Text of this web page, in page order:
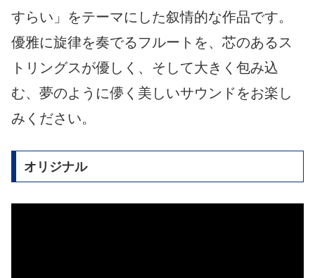
すらい」をテーマにした叙情的な作品です。
優雅に旋律を奏でるフルートを、芯のあるス
トリングスが優しく、そして大きく包み込
む、夢のように儚く美しいサウンドをお楽し
みください。
オリジナル